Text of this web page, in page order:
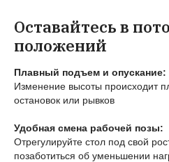
Оставайтесь в
положений
Плавный подъем и опускание:
Изменение высоты происходит
остановок или рывков
Удобная смена рабочей позы:
Отрегулируйте стол под свой
позаботиться об уменьшении